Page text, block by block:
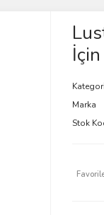
Kategori
Marka
Stok